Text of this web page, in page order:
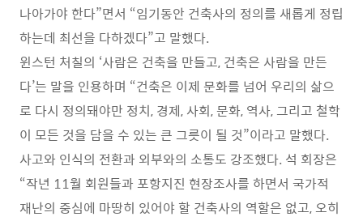
나아가야 한다”면서 “임기동안 건축사의 정의를 새롭게 정립
하는데 최선을 다하겠다”고 말했다.
윈스턴 처칠의 ‘사람은 건축을 만들고, 건축은 사람을 만든
다’는 말을 인용하며 “건축은 이제 문화를 넘어 우리의 삶으
로 다시 정의돼야만 정치, 경제, 사회,문화, 역사, 그리고 철학
이 모든 것을 담을 수 있는 큰 그릇이 될 것”이라고 말했다.
사고와 인식의 전환과 외부와의 소통도 강조했다. 석 회장은
“작년 11월 회원들과 포항지진 현장조사를 하면서 국가적
재난의 중심에 마땅히 있어야 할 건축사의 역할은 없고,오히